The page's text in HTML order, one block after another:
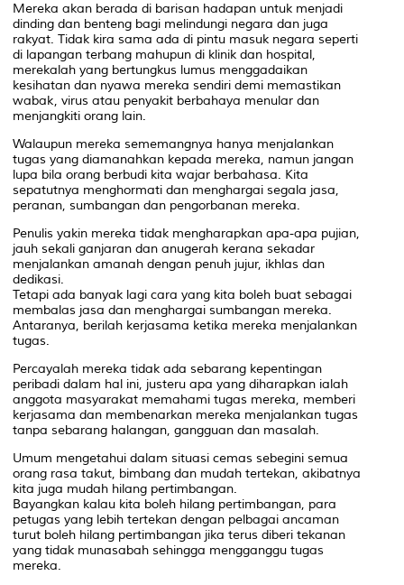
Mereka akan berada di barisan hadapan untuk menjadi
dinding dan benteng bagi melindungi negara dan juga
rakyat. Tidak kira sama ada di pintu masuk negara seperti
di lapangan terbang mahupun di klinik dan hospital,
merekalah yang bertungkus lumus menggadaikan
kesihatan dan nyawa mereka sendiri demi memastikan
wabak, virus atau penyakit berbahaya menular dan
menjangkiti orang lain.
Walaupun mereka sememangnya hanya menjalankan
tugas yang diamanahkan kepada mereka, namun jangan
lupa bila orang berbudi kita wajar berbahasa. Kita
sepatutnya menghormati dan menghargai segala jasa,
peranan, sumbangan dan pengorbanan mereka.
Penulis yakin mereka tidak mengharapkan apa-apa pujian,
jauh sekali ganjaran dan anugerah kerana sekadar
menjalankan amanah dengan penuh jujur, ikhlas dan
dedikasi.
Tetapi ada banyak lagi cara yang kita boleh buat sebagai
membalas jasa dan menghargai sumbangan mereka.
Antaranya, berilah kerjasama ketika mereka menjalankan
tugas.
Percayalah mereka tidak ada sebarang kepentingan
peribadi dalam hal ini, justeru apa yang diharapkan ialah
anggota masyarakat memahami tugas mereka, memberi
kerjasama dan membenarkan mereka menjalankan tugas
tanpa sebarang halangan, gangguan dan masalah.
Umum mengetahui dalam situasi cemas sebegini semua
orang rasa takut, bimbang dan mudah tertekan, akibatnya
kita juga mudah hilang pertimbangan.
Bayangkan kalau kita boleh hilang pertimbangan, para
petugas yang lebih tertekan dengan pelbagai ancaman
turut boleh hilang pertimbangan jika terus diberi tekanan
yang tidak munasabah sehingga mengganggu tugas
mereka.